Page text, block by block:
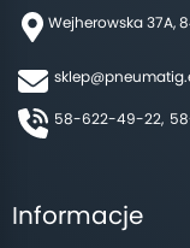
Wejherowska 37A,
58-622-49-22,
Informacje